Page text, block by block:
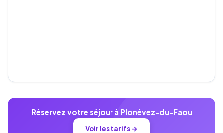
Réservez votre séjour à Plonévez-du-Faou
Voir les tarifs →